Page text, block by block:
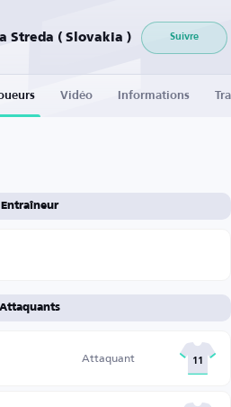
DAC 1904 Dunajska Streda ( Slovakia ) Suivre
Vidéo Informations
Entraîneur
Attaquants
Attaquant 11